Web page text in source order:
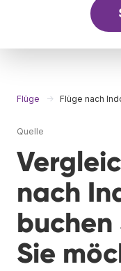
Flüge Flüge nach
Quelle
nach
Sie